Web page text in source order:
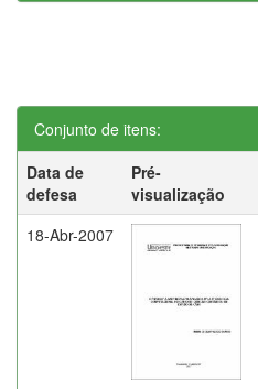
Conjunto de itens:
Data de
defesa
Pré-
visualização
18-Abr-2007